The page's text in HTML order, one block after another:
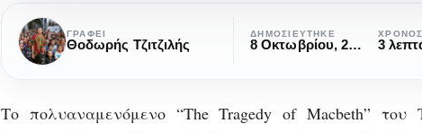
The
Tragedy
To
ΓΡΆΦΕΙ
Θοδωρής Τζιτζιλής
ΔΗΜΟΣΙΕΎΤΗΚΕ
8 Οκτωβρίου, 2021 3
Το πολυαναμενόμενο “The Tragedy of Macbeth”